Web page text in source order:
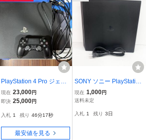
PlayStation 4 Pro ジェッ
ト・ブラック 1TB
現在 23,000円
即決 25,000円
入札 1 残り 46分16秒
最安値を見る
SONY ソニー PlayStation
4 Pro プレイステーション
4 PS4 プレステ4 1TB CU
現在 1,000円
送料未定
入札 1 残り 3日